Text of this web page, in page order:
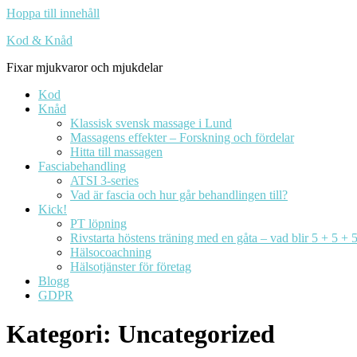
Hoppa till innehåll
Kod & Knåd
Fixar mjukvaror och mjukdelar
Kod
Knåd
Klassisk svensk massage i Lund
Massagens effekter – Forskning och fördelar
Hitta till massagen
Fasciabehandling
ATSI 3-series
Vad är fascia och hur går behandlingen till?
Kick!
PT löpning
Rivstarta höstens träning med en gåta – vad blir 5 + 5 +
Hälsocoachning
Hälsotjänster för företag
Blogg
GDPR
Kategori: Uncategorized